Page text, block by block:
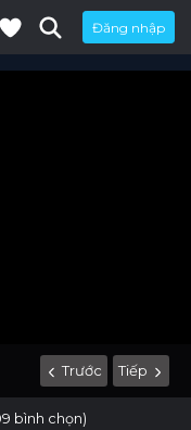
Đăng nhập
Trước Tiếp
bình chọn)